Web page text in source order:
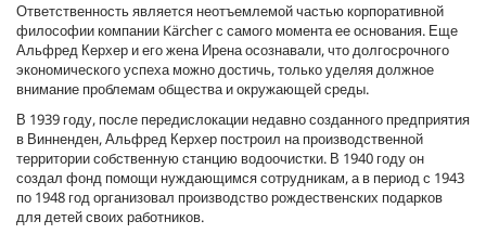
Ответственность является неотъемлемой частью корпоративной
философии компании Kärcher с самого момента ее основания. Еще
Альфред Керхер и его жена Ирена осознавали, что долгосрочного
экономического успеха можно достичь, только уделяя должное
внимание проблемам общества и окружающей среды.
В 1939 году, после передислокации недавно созданного предприятия
в Винненден, Альфред Керхер построил на производственной
территории собственную станцию водоочистки. В 1940 году он
создал фонд помощи нуждающимся сотрудникам, а в период с 1943
по 1948 год организовал производство рождественских подарков
для детей своих работников.